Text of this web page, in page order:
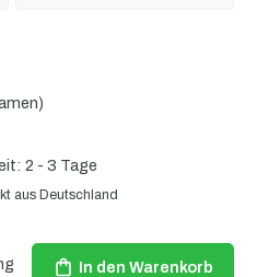
2 - 3 Tage
aus Deutschland
ein oder benutze die Schaltflächen um
In den Warenkorb